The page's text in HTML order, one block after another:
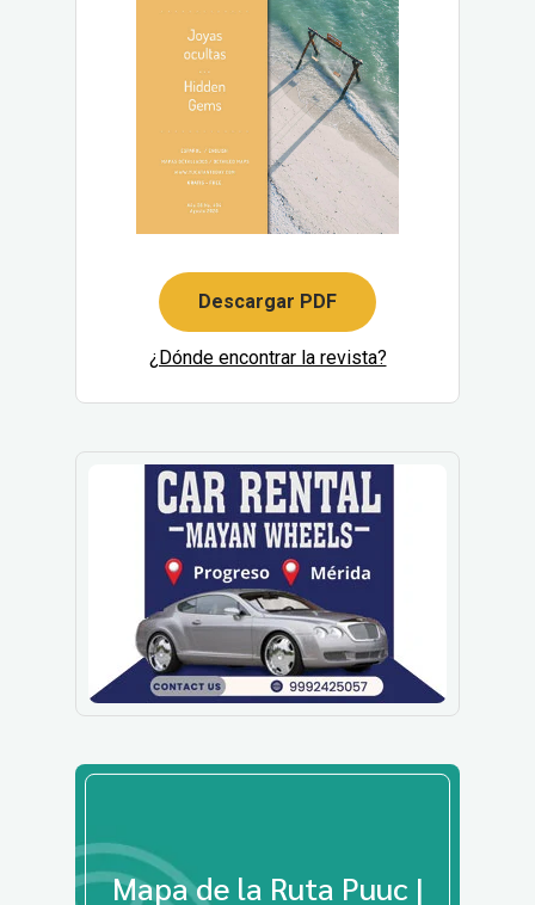
Descargar PDF
¿Dónde encontrar la revista?
Mapa de la Ruta Puuc |